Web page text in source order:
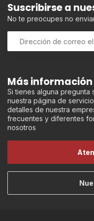
Más información
Si tienes alguna
nuestra página de
detalles de nuestra
frecuentes y diferentes
nosotros
Suscribirse a
No te preocupes no